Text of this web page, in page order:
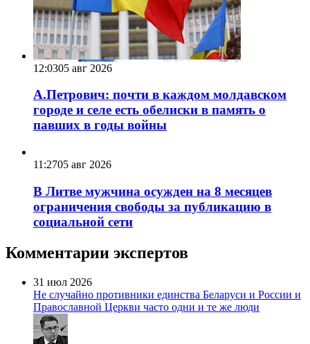
12:0305 авг 2026
А.Петрович: почти в каждом молдавском
городе и селе есть обелиски в память о
павших в годы войны
11:2705 авг 2026
В Литве мужчина осужден на 8 месяцев
ограничения свободы за публикацию в
социальной сети
Комментарии экспертов
31 июл 2026
Не случайно противники единства Беларуси и России и
Православной Церкви часто одни и те же люди